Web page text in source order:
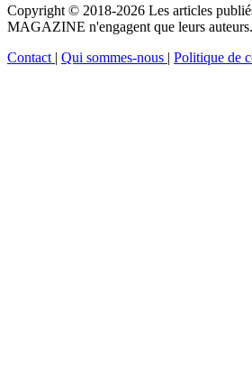
Copyright © 2018-2026 Les articles
MAGAZINE n'engagent que leurs auteurs.
Contact | Qui sommes-nous | Politique de